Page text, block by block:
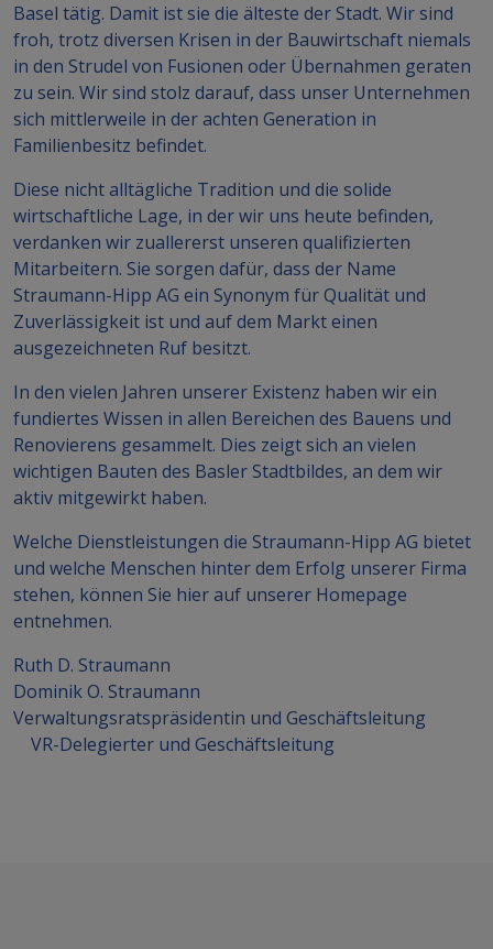
Basel tätig. Damit ist sie die älteste der Stadt. Wir sind
froh, trotz diversen Krisen in der Bauwirtschaft niemals
in den Strudel von Fusionen oder Übernahmen geraten
zu sein. Wir sind stolz darauf, dass unser Unternehmen
sich mittlerweile in der achten Generation in
Familienbesitz befindet.
Diese nicht alltägliche Tradition und die solide
wirtschaftliche Lage, in der wir uns heute befinden,
verdanken wir zuallererst unseren qualifizierten
Mitarbeitern. Sie sorgen dafür, dass der Name
Straumann-Hipp AG ein Synonym für Qualität und
Zuverlässigkeit ist und auf dem Markt einen
ausgezeichneten Ruf besitzt.
In den vielen Jahren unserer Existenz haben wir ein
fundiertes Wissen in allen Bereichen des Bauens und
Renovierens gesammelt. Dies zeigt sich an vielen
wichtigen Bauten des Basler Stadtbildes, an dem wir
aktiv mitgewirkt haben.
Welche Dienstleistungen die Straumann-Hipp AG bietet
und welche Menschen hinter dem Erfolg unserer Firma
stehen, können Sie hier auf unserer Homepage
entnehmen.
Ruth D. Straumann
Dominik O. Straumann
Verwaltungsratspräsidentin und Geschäftsleitung
VR-Delegierter und Geschäftsleitung